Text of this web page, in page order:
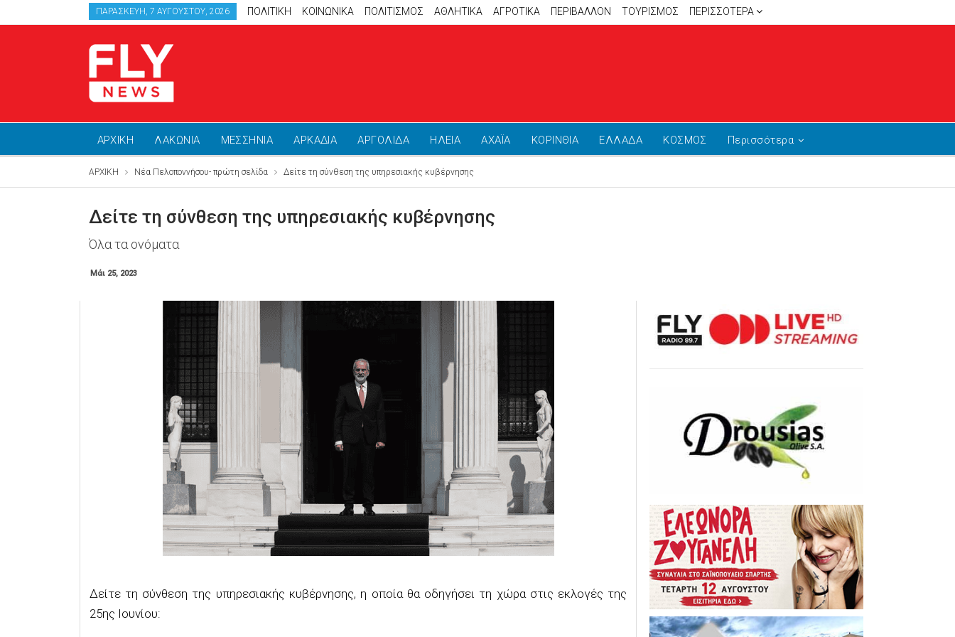
ΠΑΡΑΣΚΕΥΉ, 7 ΑΥΓΟΎΣΤΟΥ, 2026 ΠΟΛΙΤΙΚΗ ΚΟΙΝΩΝΙΚΑ ΠΟΛΙΤΙΣΜΟΣ ΑΘΛΗΤΙΚΆ ΑΓΡΟΤΙΚΑ ΠΕΡΙΒΑΛΛΟΝ ΤΟΥΡΙΣΜΟΣ ΠΕΡΙΣΣΌΤΕΡΑ
ΑΡΧΙΚΗ ΛΑΚΩΝΙΑ ΜΕΣΣΗΝΙΑ ΑΡΚΑΔΙΑ ΑΡΓΟΛΙΔΑ ΗΛΕΙΑ ΑΧΑΪΑ ΚΟΡΙΝΘΙΑ ΕΛΛΑΔΑ ΚΟΣΜΟΣ Περισσότερα
ΑΡΧΙΚΗ Νέα Πελοποννήσου- πρώτη σελίδα Δείτε τη σύνθεση της υπηρεσιακής κυβέρνησης
Δείτε τη σύνθεση της υπηρεσιακής κυβέρνησης
Όλα τα ονόματα
Μάι 25, 2023
Δείτε τη σύνθεση της υπηρεσιακής κυβέρνησης, η οποία θα οδηγήσει τη χώρα στις εκλογές της
25ης Ιουνίου: